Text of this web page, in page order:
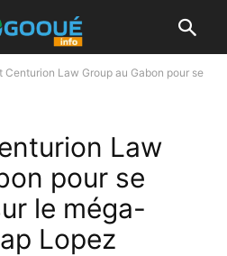
Centurion Law Group au Gabon pour se
Law
pour se
le méga-
Lopez